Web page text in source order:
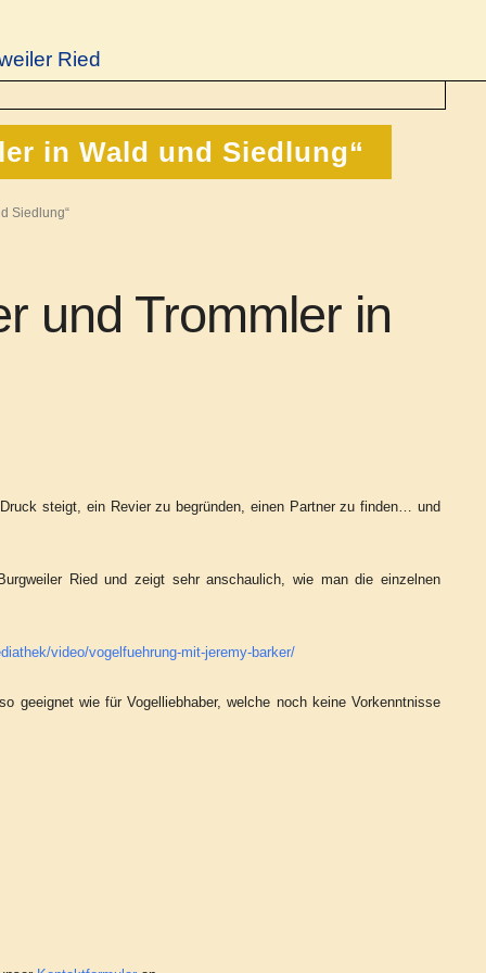
Ried
in Wald und Siedlung“
Siedlung“
und Trommler in
steigt, ein Revier zu begründen, einen Partner zu finden… und
Ried und zeigt sehr anschaulich, wie man die einzelnen
video/vogelfuehrung-mit-jeremy-barker/
geeignet wie für Vogelliebhaber, welche noch keine Vorkenntnisse